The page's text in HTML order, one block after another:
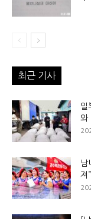
최근 기사
일
와
남
져